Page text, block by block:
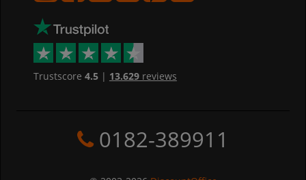
Trustscore 4.5| 13.629reviews
0182-389911